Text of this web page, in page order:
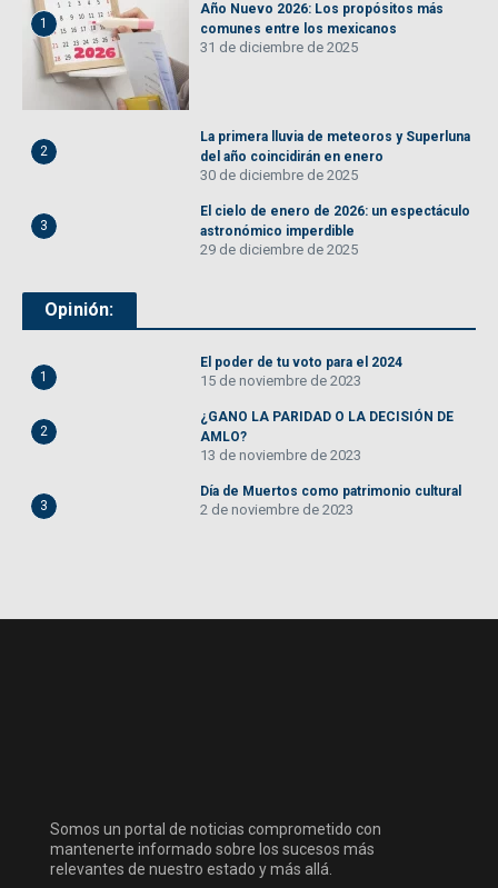
1
Año Nuevo 2026: Los propósitos más
comunes entre los mexicanos
31 de diciembre de 2025
2
La primera lluvia de meteoros y Superluna
del año coincidirán en enero
30 de diciembre de 2025
3
El cielo de enero de 2026: un espectáculo
astronómico imperdible
29 de diciembre de 2025
Opinión:
1
El poder de tu voto para el 2024
15 de noviembre de 2023
2
¿GANO LA PARIDAD O LA DECISIÓN DE
AMLO?
13 de noviembre de 2023
3
Día de Muertos como patrimonio cultural
2 de noviembre de 2023
Somos un portal de noticias comprometido con
mantenerte informado sobre los sucesos más
relevantes de nuestro estado y más allá.